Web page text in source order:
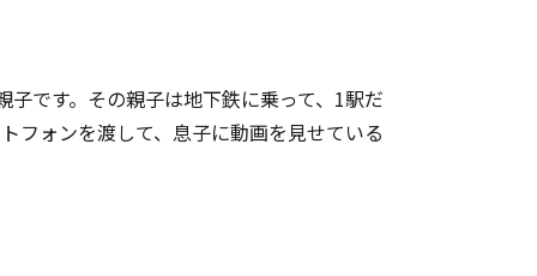
です。その親子は地下鉄に乗って、1駅だ
フォンを渡して、息子に動画を見せている